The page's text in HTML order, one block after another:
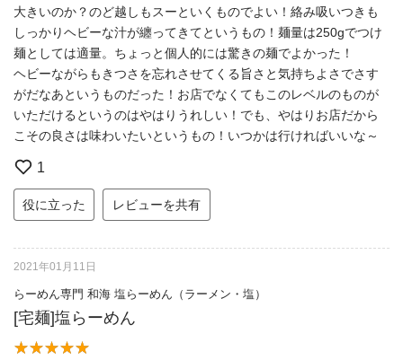
大きいのか？のど越しもスーといくものでよい！絡み吸いつきも
しっかりヘビーな汁が纏ってきてというもの！麺量は250gでつけ
麺としては適量。ちょっと個人的には驚きの麺でよかった！
ヘビーながらもきつさを忘れさせてくる旨さと気持ちよさでさす
がだなあというものだった！お店でなくてもこのレベルのものが
いただけるというのはやはりうれしい！でも、やはりお店だから
こその良さは味わいたいというもの！いつかは行ければいいな～
1
役に立った レビューを共有
2021年01月11日
らーめん専門 和海 塩らーめん（ラーメン・塩）
[宅麺]塩らーめん